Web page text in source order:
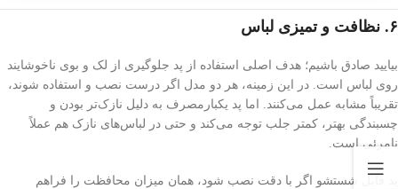
۶. نظافت و تمیزی لباس
بیایید صادق باشیم؛ هدف اصلی استفاده از پد جلوگیری از لک و بوی ناخوشایند
روی لباس است. در این زمینه، هر دو مدل اگر درست نصب و استفاده شوند،
تقریباً مشابه عمل می‌کنند. اما پد یکبارمصرف به دلیل نازک‌تر بودن و
چسبندگی بهتر، کمتر جلب توجه می‌کند و حتی در لباس‌های نازک هم عملاً
نامرئی است.
پد قابل شستشو اگر با دقت نصب شود، همان میزان محافظت را فراهم